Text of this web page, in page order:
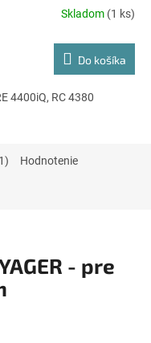
Skladom (1 ks)
Do košíka
4400iQ, RC 4380
Hodnotenie
- pre
10x5m